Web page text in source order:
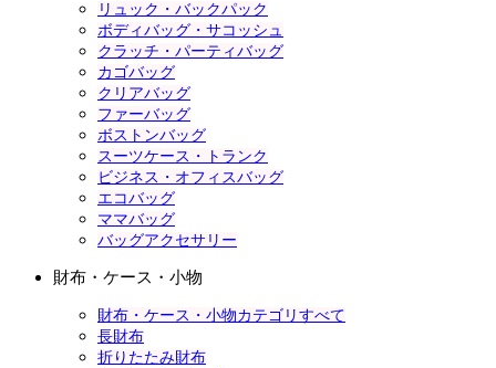
リュック・バックパック
ボディバッグ・サコッシュ
クラッチ・パーティバッグ
カゴバッグ
クリアバッグ
ファーバッグ
ボストンバッグ
スーツケース・トランク
ビジネス・オフィスバッグ
エコバッグ
ママバッグ
バッグアクセサリー
財布・ケース・小物
財布・ケース・小物カテゴリすべて
長財布
折りたたみ財布